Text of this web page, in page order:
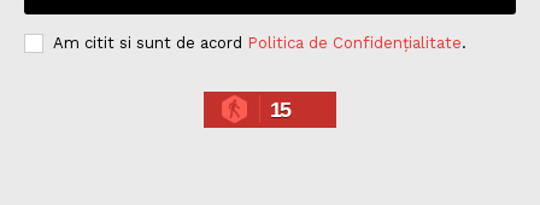
Am citit si sunt de acord Politica de Confidențialitate.
15